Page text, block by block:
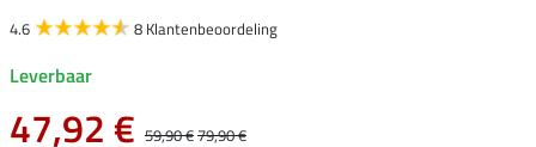
4.6 8 Klantenbeoordeling
Leverbaar
47,92 € 59,90 €79,90 €